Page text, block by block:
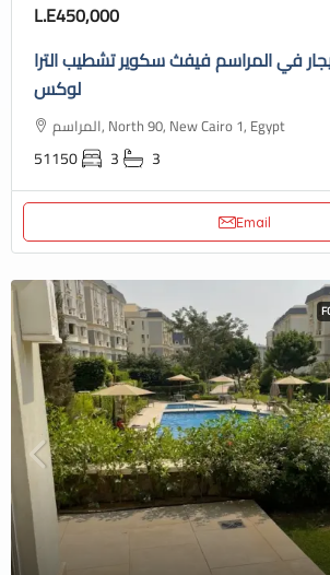
L.E450,000
في المراسم فيفث سكوير تشطيب الترا
لوكس
المراسم, North 90, New Cairo 1, Egypt
51150 3 3
Email